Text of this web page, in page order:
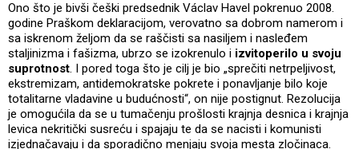
Ono što je bivši češki predsednik Václav Havel pokrenuo 2008.
godine Praškom deklaracijom, verovatno sa dobrom namerom i
sa iskrenom željom da se raščisti sa nasiljem i nasleđem
staljinizma i fašizma, ubrzo se izokrenulo i izvitoperilo u svoju
suprotnost. I pored toga što je cilj je bio „sprečiti netrpeljivost,
ekstremizam, antidemokratske pokrete i ponavljanje bilo koje
totalitarne vladavine u budućnosti“, on nije postignut. Rezolucija
je omogućila da se u tumačenju prošlosti krajnja desnica i krajnja
levica nekritički susreću i spajaju te da se nacisti i komunisti
izjednačavaju i da sporadično menjaju svoja mesta zločinaca.